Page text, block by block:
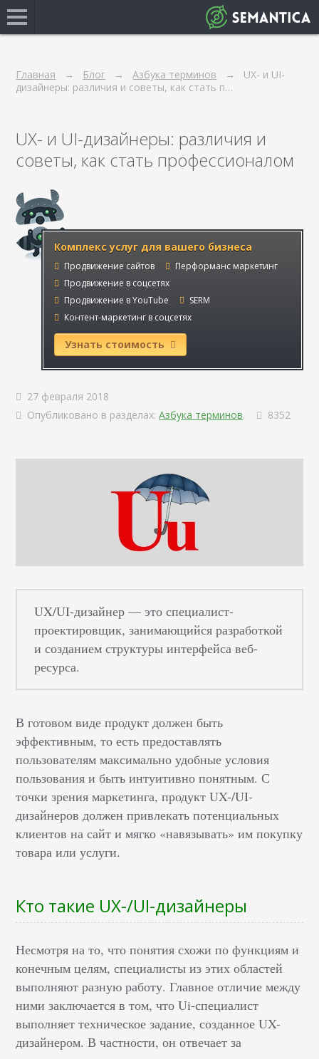
Главная Блог Азбука терминов
UX- и UI-
дизайнеры: различия и советы, как стать п…
UX- и UI-дизайнеры: различия и
советы, как стать профессионалом
Комплекс услуг для вашего бизнеса
Продвижение сайтов
Перформанс маркетинг
Продвижение в соцсетях
Продвижение в YouTube
SERM
Контент-маркетинг в соцсетях
Узнать стоимость
27 февраля 2018
Опубликовано в разделах: Азбука терминов. 8352
UX/UI-дизайнер — это специалист-
проектировщик, занимающийся разработкой
и созданием структуры интерфейса веб-
ресурса.
В готовом виде продукт должен быть
эффективным, то есть предоставлять
пользователям максимально удобные условия
пользования и быть интуитивно понятным. С
точки зрения маркетинга, продукт UX-/UI-
дизайнеров должен привлекать потенциальных
клиентов на сайт и мягко «навязывать» им покупку
товара или услуги.
Кто такие UX-/UI-дизайнеры
Несмотря на то, что понятия схожи по функциям и
конечным целям, специалисты из этих областей
выполняют разную работу. Главное отличие между
ними заключается в том, что Ui-специалист
выполняет техническое задание, созданное UX-
дизайнером. В частности, он отвечает за